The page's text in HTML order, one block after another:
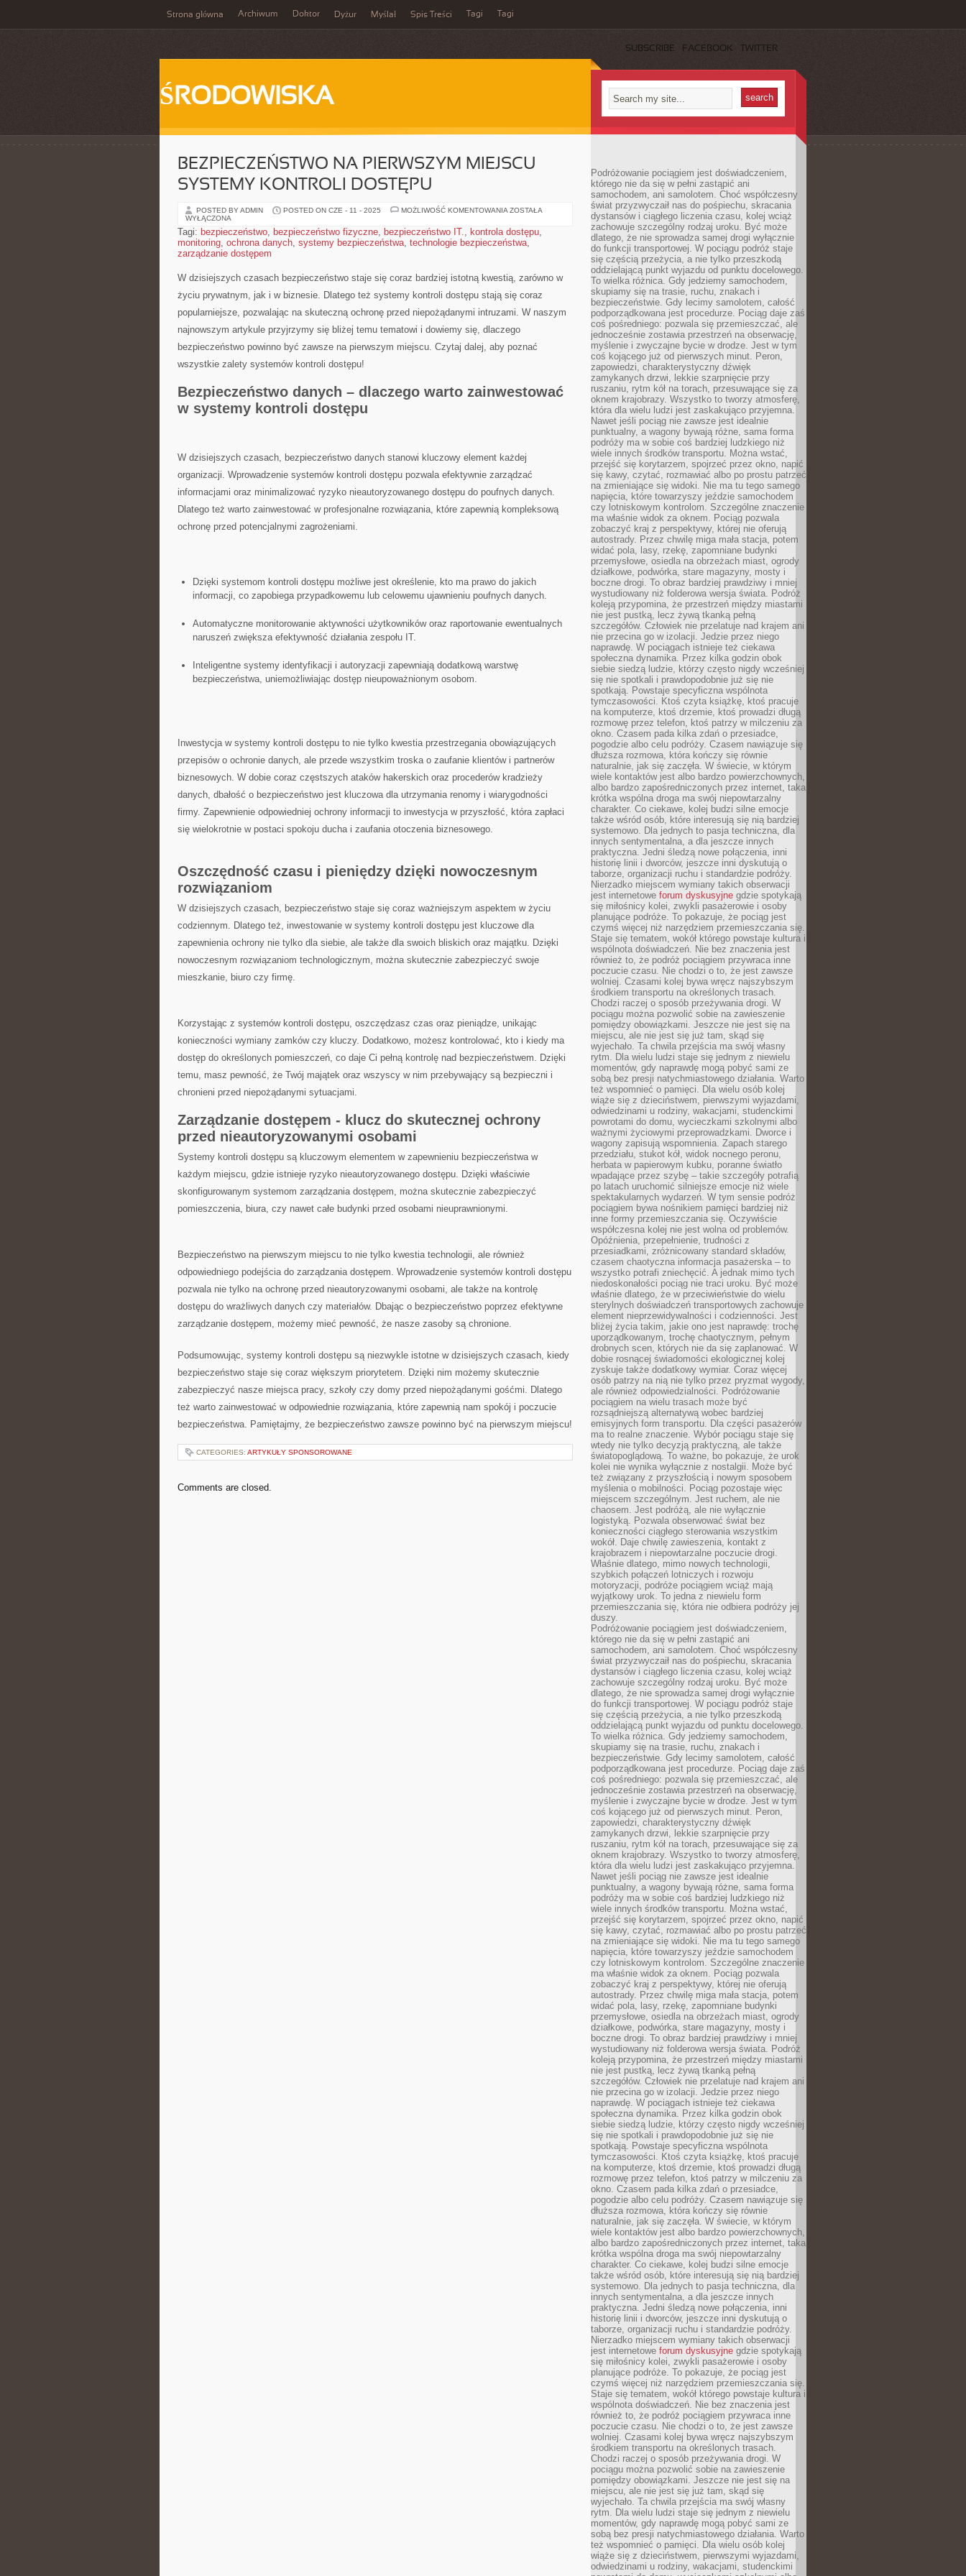
Strona główna Archiwum Doktor Dyżur Myślał Spis Treści Tagi Tagi
SUBSCRIBE FACEBOOK TWITTER
ŚRODOWISKA
BEZPIECZEŃSTWO NA PIERWSZYM MIEJSCU –
SYSTEMY KONTROLI DOSTĘPU
POSTED BY ADMIN POSTED ON CZE - 11 - 2025 MOŻLIWOŚĆ KOMENTOWANIA BEZPIECZEŃSTWO
MIEJSCU
–
SYSTEMY
ZOSTAŁA
WYŁĄCZONA
Tagi: bezpieczeństwo, bezpieczeństwo fizyczne, bezpieczeństwo IT., kontrola dostępu,
monitoring, ochrona danych, systemy bezpieczeństwa, technologie bezpieczeństwa,
zarządzanie dostępem
W dzisiejszych czasach bezpieczeństwo staje się coraz bardziej istotną​ kwestią, zarówno‍ w
życiu prywatnym, jak i w biznesie. Dlatego ‍też systemy⁤ kontroli ⁢dostępu⁢ stają się coraz
popularniejsze, pozwalając na skuteczną ochronę przed ⁤niepożądanymi intruzami. W ⁣naszym⁢
najnowszym artykule przyjrzymy się bliżej temu tematowi i ⁢dowiemy się,‌ dlaczego
bezpieczeństwo powinno⁢ być zawsze na pierwszym ⁤miejscu. Czytaj⁣ dalej, aby ​poznać
wszystkie zalety systemów ⁤kontroli dostępu!
Bezpieczeństwo danych – dlaczego warto zainwestować
w ⁣systemy kontroli‍ dostępu
W dzisiejszych czasach, bezpieczeństwo⁣ danych stanowi ‍kluczowy element każdej
organizacji. Wprowadzenie systemów kontroli dostępu pozwala​ efektywnie zarządzać
informacjami oraz minimalizować ryzyko nieautoryzowanego⁣ dostępu ⁢do ‍poufnych danych.
Dlatego też​ warto zainwestować w​ profesjonalne rozwiązania, które ⁣zapewnią kompleksową
ochronę przed potencjalnymi ‌zagrożeniami.
Dzięki ⁢systemom kontroli dostępu możliwe jest ​określenie, kto ma ⁣prawo ‍do jakich⁤
informacji, co zapobiega przypadkowemu lub celowemu ⁢ujawnieniu poufnych danych.
Automatyczne⁤ monitorowanie aktywności użytkowników oraz raportowanie ewentualnych
naruszeń zwiększa efektywność​ działania zespołu IT.
Inteligentne systemy identyfikacji​ i⁣ autoryzacji zapewniają dodatkową warstwę
‍bezpieczeństwa, uniemożliwiając dostęp nieupoważnionym osobom.
Inwestycja w systemy kontroli dostępu‌ to nie ‌tylko ​kwestia przestrzegania⁢ obowiązujących
⁣przepisów o ochronie danych,​ ale przede wszystkim troska o ⁤zaufanie klientów i partnerów
biznesowych. W dobie coraz ‌częstszych ataków hakerskich oraz procederów kradzieży⁣
danych, dbałość ⁢o bezpieczeństwo jest kluczowa⁢ dla utrzymania​ renomy⁤ i wiarygodności
firmy. Zapewnienie ⁣odpowiedniej ochrony informacji to inwestycja w przyszłość, ⁤która zapłaci
się wielokrotnie ​w postaci spokoju ducha ‍i⁣ zaufania otoczenia biznesowego.
Oszczędność czasu ⁤i ‌pieniędzy dzięki nowoczesnym​
rozwiązaniom
W dzisiejszych czasach, bezpieczeństwo ⁢staje się coraz ‌ważniejszym aspektem ⁤w życiu
codziennym. Dlatego też,⁢ inwestowanie w systemy kontroli dostępu⁣ jest⁢ kluczowe⁤ dla
zapewnienia ochrony nie tylko dla‍ siebie, ale⁤ także dla swoich bliskich‌ oraz majątku. ⁣Dzięki
nowoczesnym rozwiązaniom technologicznym, można skutecznie zabezpieczyć swoje ​
mieszkanie, biuro czy firmę.
Korzystając z systemów ​kontroli dostępu, ⁤oszczędzasz czas oraz⁤ pieniądze, unikając‌
konieczności wymiany zamków czy kluczy. Dodatkowo,‌ możesz​ kontrolować, kto⁢ i kiedy ma
dostęp do określonych ​pomieszczeń, co daje Ci ⁣pełną kontrolę nad bezpieczeństwem. Dzięki
temu, masz pewność,⁣ że‌ Twój majątek oraz wszyscy w nim ‍przebywający są⁢ bezpieczni ⁤i
chronieni przed ​niepożądanymi sytuacjami.
Zarządzanie dostępem -‍ klucz do skutecznej ochrony​
przed nieautoryzowanymi osobami
Systemy kontroli⁢ dostępu są kluczowym ‌elementem‌ w zapewnieniu bezpieczeństwa w
każdym miejscu, gdzie istnieje ryzyko nieautoryzowanego dostępu. Dzięki właściwie
skonfigurowanym systemom ‍zarządzania dostępem, można skutecznie⁢ zabezpieczyć
pomieszczenia, biura, czy nawet całe budynki przed​ osobami nieuprawnionymi.
Bezpieczeństwo na pierwszym miejscu to nie tylko kwestia technologii, ale również
odpowiedniego‍ podejścia do zarządzania dostępem. Wprowadzenie⁢ systemów ⁣kontroli‌ dostępu
pozwala nie tylko na ochronę przed​ nieautoryzowanymi osobami, ale także ‌na kontrolę‍
dostępu ⁢do wrażliwych danych czy ⁢materiałów. Dbając o ​bezpieczeństwo ⁣poprzez efektywne​
zarządzanie dostępem, możemy mieć ​pewność,⁣ że nasze zasoby‌ są ⁣chronione.
Podsumowując, systemy kontroli dostępu są‍ niezwykle istotne w⁤ dzisiejszych ⁣czasach, kiedy
bezpieczeństwo staje ‍się coraz⁣ większym priorytetem. ⁤Dzięki nim możemy skutecznie
⁣zabezpieczyć nasze miejsca pracy, ⁢szkoły​ czy domy przed ‍niepożądanymi gośćmi. Dlatego⁣
też⁣ warto zainwestować w odpowiednie rozwiązania,‍ które zapewnią nam ‍spokój i ⁣poczucie
bezpieczeństwa.​ Pamiętajmy,⁣ że bezpieczeństwo zawsze​ powinno⁤ być na pierwszym miejscu!
CATEGORIES: ARTYKUŁY SPONSOROWANE
Comments are closed.
Podróżowanie pociągiem jest doświadczeniem,
którego nie da się w pełni zastąpić ani
samochodem, ani samolotem. Choć współczesny
świat przyzwyczaił nas do pośpiechu, skracania
dystansów i ciągłego liczenia czasu, kolej wciąż
zachowuje szczególny rodzaj uroku. Być może
dlatego, że nie sprowadza samej drogi wyłącznie
do funkcji transportowej. W pociągu podróż staje
się częścią przeżycia, a nie tylko przeszkodą
oddzielającą punkt wyjazdu od punktu docelowego.
To wielka różnica. Gdy jedziemy samochodem,
skupiamy się na trasie, ruchu, znakach i
bezpieczeństwie. Gdy lecimy samolotem, całość
podporządkowana jest procedurze. Pociąg daje zaś
coś pośredniego: pozwala się przemieszczać, ale
jednocześnie zostawia przestrzeń na obserwację,
myślenie i zwyczajne bycie w drodze. Jest w tym
coś kojącego już od pierwszych minut. Peron,
zapowiedzi, charakterystyczny dźwięk
zamykanych drzwi, lekkie szarpnięcie przy
ruszaniu, rytm kół na torach, przesuwające się za
oknem krajobrazy. Wszystko to tworzy atmosferę,
która dla wielu ludzi jest zaskakująco przyjemna.
Nawet jeśli pociąg nie zawsze jest idealnie
punktualny, a wagony bywają różne, sama forma
podróży ma w sobie coś bardziej ludzkiego niż
wiele innych środków transportu. Można wstać,
przejść się korytarzem, spojrzeć przez okno, napić
się kawy, czytać, rozmawiać albo po prostu patrzeć
na zmieniające się widoki. Nie ma tu tego samego
napięcia, które towarzyszy jeździe samochodem
czy lotniskowym kontrolom. Szczególne znaczenie
ma właśnie widok za oknem. Pociąg pozwala
zobaczyć kraj z perspektywy, której nie oferują
autostrady. Przez chwilę miga mała stacja, potem
widać pola, lasy, rzekę, zapomniane budynki
przemysłowe, osiedla na obrzeżach miast, ogrody
działkowe, podwórka, stare magazyny, mosty i
boczne drogi. To obraz bardziej prawdziwy i mniej
wystudiowany niż folderowa wersja świata. Podróż
koleją przypomina, że przestrzeń między miastami
nie jest pustką, lecz żywą tkanką pełną
szczegółów. Człowiek nie przelatuje nad krajem ani
nie przecina go w izolacji. Jedzie przez niego
naprawdę. W pociągach istnieje też ciekawa
społeczna dynamika. Przez kilka godzin obok
siebie siedzą ludzie, którzy często nigdy wcześniej
się nie spotkali i prawdopodobnie już się nie
spotkają. Powstaje specyficzna wspólnota
tymczasowości. Ktoś czyta książkę, ktoś pracuje
na komputerze, ktoś drzemie, ktoś prowadzi długą
rozmowę przez telefon, ktoś patrzy w milczeniu za
okno. Czasem pada kilka zdań o przesiadce,
pogodzie albo celu podróży. Czasem nawiązuje się
dłuższa rozmowa, która kończy się równie
naturalnie, jak się zaczęła. W świecie, w którym
wiele kontaktów jest albo bardzo powierzchownych,
albo bardzo zapośredniczonych przez internet, taka
krótka wspólna droga ma swój niepowtarzalny
charakter. Co ciekawe, kolej budzi silne emocje
także wśród osób, które interesują się nią bardziej
systemowo. Dla jednych to pasja techniczna, dla
innych sentymentalna, a dla jeszcze innych
praktyczna. Jedni śledzą nowe połączenia, inni
historię linii i dworców, jeszcze inni dyskutują o
taborze, organizacji ruchu i standardzie podróży.
Nierzadko miejscem wymiany takich obserwacji
jest internetowe forum dyskusyjne gdzie spotykają
się miłośnicy kolei, zwykli pasażerowie i osoby
planujące podróże. To pokazuje, że pociąg jest
czymś więcej niż narzędziem przemieszczania się.
Staje się tematem, wokół którego powstaje kultura i
wspólnota doświadczeń. Nie bez znaczenia jest
również to, że podróż pociągiem przywraca inne
poczucie czasu. Nie chodzi o to, że jest zawsze
wolniej. Czasami kolej bywa wręcz najszybszym
środkiem transportu na określonych trasach.
Chodzi raczej o sposób przeżywania drogi. W
pociągu można pozwolić sobie na zawieszenie
pomiędzy obowiązkami. Jeszcze nie jest się na
miejscu, ale nie jest się już tam, skąd się
wyjechało. Ta chwila przejścia ma swój własny
rytm. Dla wielu ludzi staje się jednym z niewielu
momentów, gdy naprawdę mogą pobyć sami ze
sobą bez presji natychmiastowego działania. Warto
też wspomnieć o pamięci. Dla wielu osób kolej
wiąże się z dzieciństwem, pierwszymi wyjazdami,
odwiedzinami u rodziny, wakacjami, studenckimi
powrotami do domu, wycieczkami szkolnymi albo
ważnymi życiowymi przeprowadzkami. Dworce i
wagony zapisują wspomnienia. Zapach starego
przedziału, stukot kół, widok nocnego peronu,
herbata w papierowym kubku, poranne światło
wpadające przez szybę – takie szczegóły potrafią
po latach uruchomić silniejsze emocje niż wiele
spektakularnych wydarzeń. W tym sensie podróż
pociągiem bywa nośnikiem pamięci bardziej niż
inne formy przemieszczania się. Oczywiście
współczesna kolej nie jest wolna od problemów.
Opóźnienia, przepełnienie, trudności z
przesiadkami, zróżnicowany standard składów,
czasem chaotyczna informacja pasażerska – to
wszystko potrafi zniechęcić. A jednak mimo tych
niedoskonałości pociąg nie traci uroku. Być może
właśnie dlatego, że w przeciwieństwie do wielu
sterylnych doświadczeń transportowych zachowuje
element nieprzewidywalności i codzienności. Jest
bliżej życia takim, jakie ono jest naprawdę: trochę
uporządkowanym, trochę chaotycznym, pełnym
drobnych scen, których nie da się zaplanować. W
dobie rosnącej świadomości ekologicznej kolej
zyskuje także dodatkowy wymiar. Coraz więcej
osób patrzy na nią nie tylko przez pryzmat wygody,
ale również odpowiedzialności. Podróżowanie
pociągiem na wielu trasach może być
rozsądniejszą alternatywą wobec bardziej
emisyjnych form transportu. Dla części pasażerów
ma to realne znaczenie. Wybór pociągu staje się
wtedy nie tylko decyzją praktyczną, ale także
światopoglądową. To ważne, bo pokazuje, że urok
kolei nie wynika wyłącznie z nostalgii. Może być
też związany z przyszłością i nowym sposobem
myślenia o mobilności. Pociąg pozostaje więc
miejscem szczególnym. Jest ruchem, ale nie
chaosem. Jest podróżą, ale nie wyłącznie
logistyką. Pozwala obserwować świat bez
konieczności ciągłego sterowania wszystkim
wokół. Daje chwilę zawieszenia, kontakt z
krajobrazem i niepowtarzalne poczucie drogi.
Właśnie dlatego, mimo nowych technologii,
szybkich połączeń lotniczych i rozwoju
motoryzacji, podróże pociągiem wciąż mają
wyjątkowy urok. To jedna z niewielu form
przemieszczania się, która nie odbiera podróży jej
duszy.
Podróżowanie pociągiem jest doświadczeniem,
którego nie da się w pełni zastąpić ani
samochodem, ani samolotem. Choć współczesny
świat przyzwyczaił nas do pośpiechu, skracania
dystansów i ciągłego liczenia czasu, kolej wciąż
zachowuje szczególny rodzaj uroku. Być może
dlatego, że nie sprowadza samej drogi wyłącznie
do funkcji transportowej. W pociągu podróż staje
się częścią przeżycia, a nie tylko przeszkodą
oddzielającą punkt wyjazdu od punktu docelowego.
To wielka różnica. Gdy jedziemy samochodem,
skupiamy się na trasie, ruchu, znakach i
bezpieczeństwie. Gdy lecimy samolotem, całość
podporządkowana jest procedurze. Pociąg daje zaś
coś pośredniego: pozwala się przemieszczać, ale
jednocześnie zostawia przestrzeń na obserwację,
myślenie i zwyczajne bycie w drodze. Jest w tym
coś kojącego już od pierwszych minut. Peron,
zapowiedzi, charakterystyczny dźwięk
zamykanych drzwi, lekkie szarpnięcie przy
ruszaniu, rytm kół na torach, przesuwające się za
oknem krajobrazy. Wszystko to tworzy atmosferę,
która dla wielu ludzi jest zaskakująco przyjemna.
Nawet jeśli pociąg nie zawsze jest idealnie
punktualny, a wagony bywają różne, sama forma
podróży ma w sobie coś bardziej ludzkiego niż
wiele innych środków transportu. Można wstać,
przejść się korytarzem, spojrzeć przez okno, napić
się kawy, czytać, rozmawiać albo po prostu patrzeć
na zmieniające się widoki. Nie ma tu tego samego
napięcia, które towarzyszy jeździe samochodem
czy lotniskowym kontrolom. Szczególne znaczenie
ma właśnie widok za oknem. Pociąg pozwala
zobaczyć kraj z perspektywy, której nie oferują
autostrady. Przez chwilę miga mała stacja, potem
widać pola, lasy, rzekę, zapomniane budynki
przemysłowe, osiedla na obrzeżach miast, ogrody
działkowe, podwórka, stare magazyny, mosty i
boczne drogi. To obraz bardziej prawdziwy i mniej
wystudiowany niż folderowa wersja świata. Podróż
koleją przypomina, że przestrzeń między miastami
nie jest pustką, lecz żywą tkanką pełną
szczegółów. Człowiek nie przelatuje nad krajem ani
nie przecina go w izolacji. Jedzie przez niego
naprawdę. W pociągach istnieje też ciekawa
społeczna dynamika. Przez kilka godzin obok
siebie siedzą ludzie, którzy często nigdy wcześniej
się nie spotkali i prawdopodobnie już się nie
spotkają. Powstaje specyficzna wspólnota
tymczasowości. Ktoś czyta książkę, ktoś pracuje
na komputerze, ktoś drzemie, ktoś prowadzi długą
rozmowę przez telefon, ktoś patrzy w milczeniu za
okno. Czasem pada kilka zdań o przesiadce,
pogodzie albo celu podróży. Czasem nawiązuje się
dłuższa rozmowa, która kończy się równie
naturalnie, jak się zaczęła. W świecie, w którym
wiele kontaktów jest albo bardzo powierzchownych,
albo bardzo zapośredniczonych przez internet, taka
krótka wspólna droga ma swój niepowtarzalny
charakter. Co ciekawe, kolej budzi silne emocje
także wśród osób, które interesują się nią bardziej
systemowo. Dla jednych to pasja techniczna, dla
innych sentymentalna, a dla jeszcze innych
praktyczna. Jedni śledzą nowe połączenia, inni
historię linii i dworców, jeszcze inni dyskutują o
taborze, organizacji ruchu i standardzie podróży.
Nierzadko miejscem wymiany takich obserwacji
jest internetowe forum dyskusyjne gdzie spotykają
się miłośnicy kolei, zwykli pasażerowie i osoby
planujące podróże. To pokazuje, że pociąg jest
czymś więcej niż narzędziem przemieszczania się.
Staje się tematem, wokół którego powstaje kultura i
wspólnota doświadczeń. Nie bez znaczenia jest
również to, że podróż pociągiem przywraca inne
poczucie czasu. Nie chodzi o to, że jest zawsze
wolniej. Czasami kolej bywa wręcz najszybszym
środkiem transportu na określonych trasach.
Chodzi raczej o sposób przeżywania drogi. W
pociągu można pozwolić sobie na zawieszenie
pomiędzy obowiązkami. Jeszcze nie jest się na
miejscu, ale nie jest się już tam, skąd się
wyjechało. Ta chwila przejścia ma swój własny
rytm. Dla wielu ludzi staje się jednym z niewielu
momentów, gdy naprawdę mogą pobyć sami ze
sobą bez presji natychmiastowego działania. Warto
też wspomnieć o pamięci. Dla wielu osób kolej
wiąże się z dzieciństwem, pierwszymi wyjazdami,
odwiedzinami u rodziny, wakacjami, studenckimi